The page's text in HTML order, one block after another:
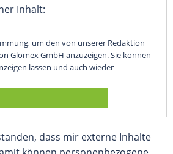
Inhalt:
um den von unserer Redaktion
Glomex GmbH anzuzeigen. Sie können
lassen und auch wieder
dass mir externe Inhalte